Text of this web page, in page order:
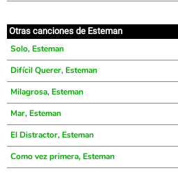
Otras canciones de Esteman
Solo, Esteman
Difícil Querer, Esteman
Milagrosa, Esteman
Mar, Esteman
El Distractor, Esteman
Como vez primera, Esteman